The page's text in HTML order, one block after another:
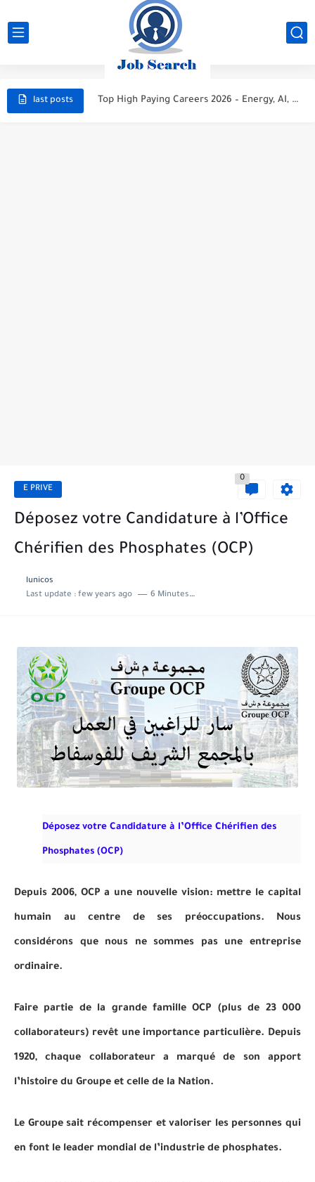
last posts
STC Careers 2026 – Saudi Arabia
Aramco Careers 2026 – Saudi Arabia
Top High Paying Careers 2026 – Energy, AI, FinTech, Space,...
E PRIVE
0
Déposez votre Candidature à l’Office
Chérifien des Phosphates (OCP)
lunicos
Last update : few years ago 6 Minutes to read
Déposez votre Candidature à l’Office Chérifien des
Phosphates (OCP)
Depuis 2006, OCP a une nouvelle vision: mettre le capital
humain au centre de ses préoccupations. Nous
considérons que nous ne sommes pas une entreprise
ordinaire.
Faire partie de la grande famille OCP (plus de 23 000
collaborateurs) revêt une importance particulière. Depuis
1920, chaque collaborateur a marqué de son apport
l’histoire du Groupe et celle de la Nation.
Le Groupe sait récompenser et valoriser les personnes qui
en font le leader mondial de l’industrie de phosphates.